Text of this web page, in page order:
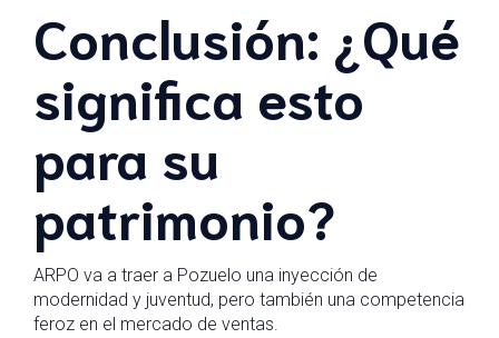
Conclusión: ¿Qué
significa esto
para su
patrimonio?
ARPO va a traer a Pozuelo una inyección de
modernidad y juventud, pero también una competencia
feroz en el mercado de ventas.